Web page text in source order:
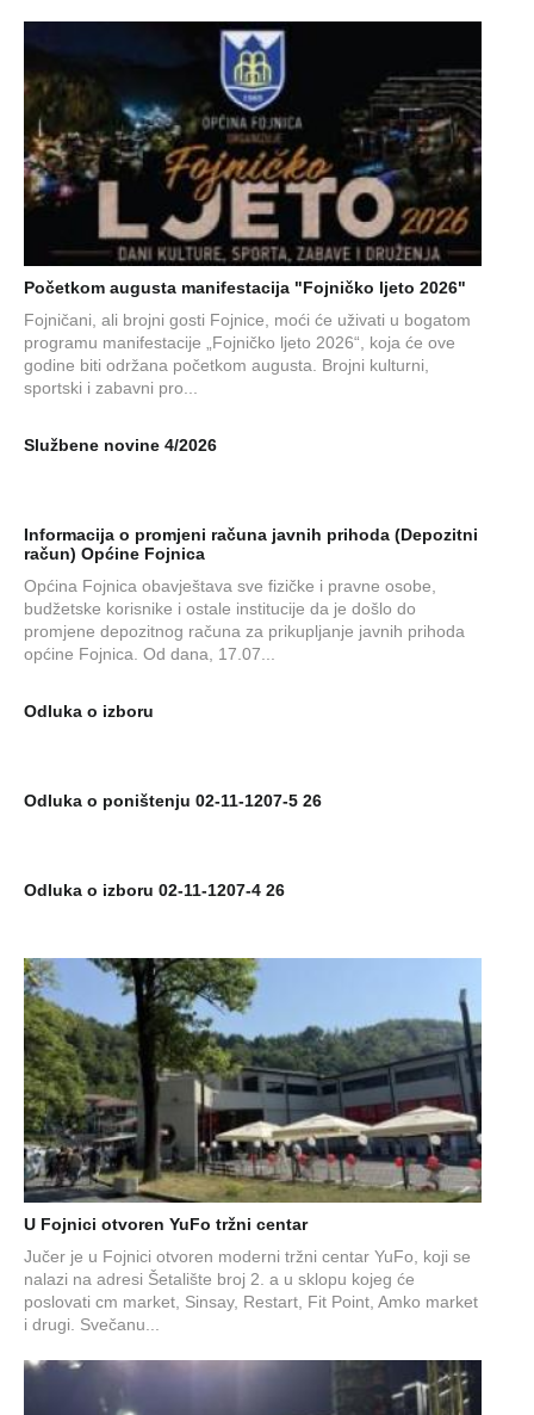
Početkom augusta manifestacija "Fojničko ljeto 2026"
Fojničani, ali brojni gosti Fojnice, moći će uživati u bogatom
programu manifestacije „Fojničko ljeto 2026“, koja će ove
godine biti održana početkom augusta. Brojni kulturni,
sportski i zabavni pro...
Službene novine 4/2026
Informacija o promjeni računa javnih prihoda (Depozitni
račun) Općine Fojnica
Općina Fojnica obavještava sve fizičke i pravne osobe,
budžetske korisnike i ostale institucije da je došlo do
promjene depozitnog računa za prikupljanje javnih prihoda
općine Fojnica. Od dana, 17.07...
Odluka o izboru
Odluka o poništenju 02-11-1207-5 26
Odluka o izboru 02-11-1207-4 26
U Fojnici otvoren YuFo tržni centar
Jučer je u Fojnici otvoren moderni tržni centar YuFo, koji se
nalazi na adresi Šetalište broj 2. a u sklopu kojeg će
poslovati cm market, Sinsay, Restart, Fit Point, Amko market
i drugi. Svečanu...